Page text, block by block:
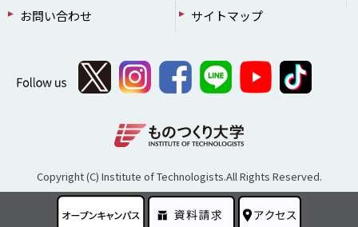
お問い合わせ
サイトマップ
Copyright (C) Institute of Technologists.All Rights Reserved.